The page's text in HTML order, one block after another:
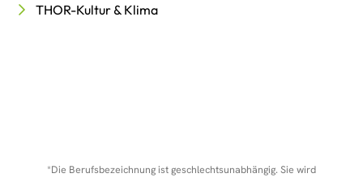
THOR-Kultur & Klima
*Die Berufsbezeichnung ist geschlechtsunabhängig. Sie wird